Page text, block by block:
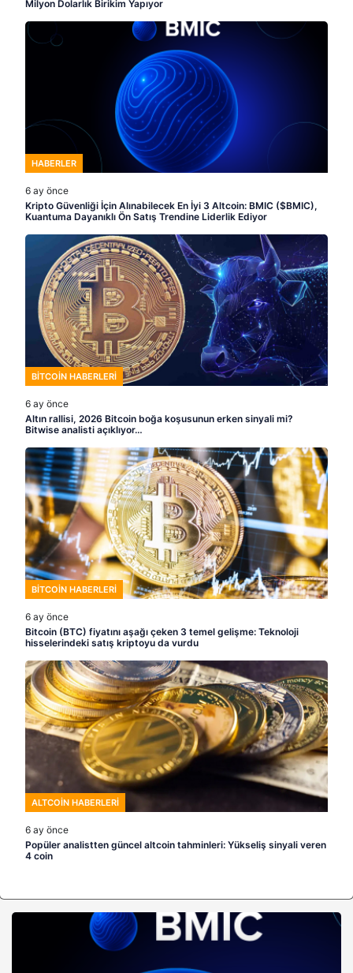
Milyon Dolarlık Birikim Yapıyor
HABERLER
6 ay önce
Kripto Güvenliği İçin Alınabilecek En İyi 3 Altcoin: BMIC ($BMIC),
Kuantuma Dayanıklı Ön Satış Trendine Liderlik Ediyor
BITCOIN HABERLERI
6 ay önce
Altın rallisi, 2026 Bitcoin boğa koşusunun erken sinyali mi?
Bitwise analisti açıklıyor…
BITCOIN HABERLERI
6 ay önce
Bitcoin (BTC) fiyatını aşağı çeken 3 temel gelişme: Teknoloji
hisselerindeki satış kriptoyu da vurdu
ALTCOIN HABERLERI
6 ay önce
Popüler analistten güncel altcoin tahminleri: Yükseliş sinyali veren
4 coin